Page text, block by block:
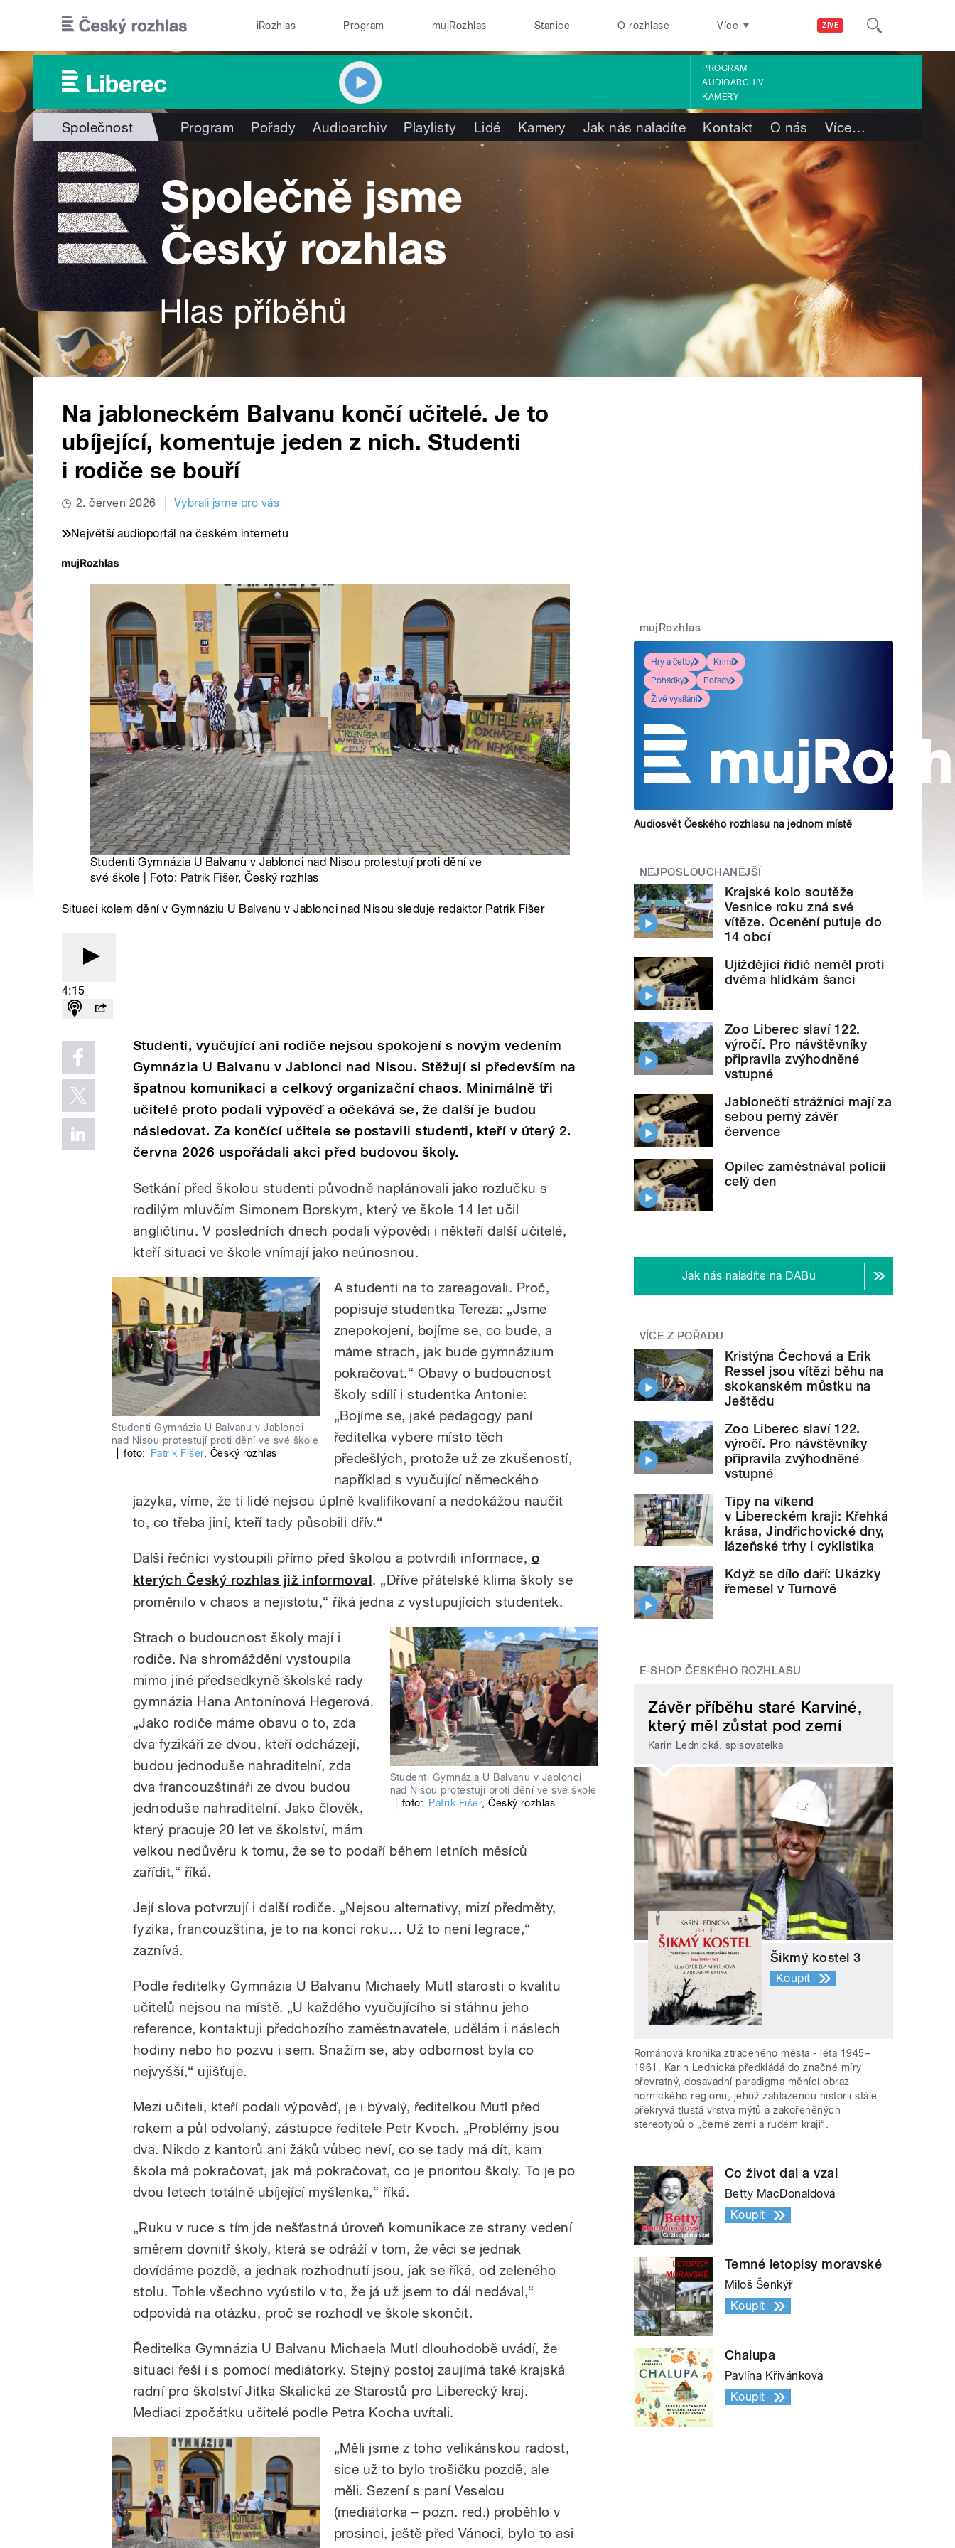
ŽIVĚ
iRozhlas Program mujRozhlas Stanice O rozhlase Více
PROGRAM
AUDIOARCHIV
KAMERY
Společnost Program Pořady Audioarchiv Playlisty Lidé Kamery Jak nás naladíte Kontakt O nás Více…
Na jabloneckém Balvanu končí učitelé. Je to
ubíjející, komentuje jeden z nich. Studenti
i rodiče se bouří
2. červen 2026 Vybrali jsme pro vás
Největší audioportál na českém internetu
Studenti Gymnázia U Balvanu v Jablonci nad Nisou protestují proti dění ve
své škole | Foto: Patrik Fišer, Český rozhlas
Situaci kolem dění v Gymnáziu U Balvanu v Jablonci nad Nisou sleduje redaktor Patrik Fišer
4:15
Studenti, vyučující ani rodiče nejsou spokojení s novým vedením
Gymnázia U Balvanu v Jablonci nad Nisou. Stěžují si především na
špatnou komunikaci a celkový organizační chaos. Minimálně tři
učitelé proto podali výpověď a očekává se, že další je budou
následovat. Za končící učitele se postavili studenti, kteří v úterý 2.
června 2026 uspořádali akci před budovou školy.
Setkání před školou studenti původně naplánovali jako rozlučku s
rodilým mluvčím Simonem Borskym, který ve škole 14 let učil
angličtinu. V posledních dnech podali výpovědi i někteří další učitelé,
kteří situaci ve škole vnímají jako neúnosnou.
Studenti Gymnázia U Balvanu v Jablonci
nad Nisou protestují proti dění ve své škole
foto: Patrik Fišer, Český rozhlas
A studenti na to zareagovali. Proč,
popisuje studentka Tereza: „Jsme
znepokojení, bojíme se, co bude, a
máme strach, jak bude gymnázium
pokračovat.“ Obavy o budoucnost
školy sdílí i studentka Antonie:
„Bojíme se, jaké pedagogy paní
ředitelka vybere místo těch
předešlých, protože už ze zkušeností,
například s vyučující německého
jazyka, víme, že ti lidé nejsou úplně kvalifikovaní a nedokážou naučit
to, co třeba jiní, kteří tady působili dřív.“
Další řečníci vystoupili přímo před školou a potvrdili informace, o
kterých Český rozhlas již informoval. „Dříve přátelské klima školy se
proměnilo v chaos a nejistotu,“ říká jedna z vystupujících studentek.
Studenti Gymnázia U Balvanu v Jablonci
nad Nisou protestují proti dění ve své škole
foto: Patrik Fišer,Český rozhlas
Strach o budoucnost školy mají i
rodiče. Na shromáždění vystoupila
mimo jiné předsedkyně školské rady
gymnázia Hana Antonínová Hegerová.
„Jako rodiče máme obavu o to, zda
dva fyzikáři ze dvou, kteří odcházejí,
budou jednoduše nahraditelní, zda
dva francouzštináři ze dvou budou
jednoduše nahraditelní. Jako člověk,
který pracuje 20 let ve školství, mám
velkou nedůvěru k tomu, že se to podaří během letních měsíců
zařídit,“ říká.
Její slova potvrzují i další rodiče. „Nejsou alternativy, mizí předměty,
fyzika, francouzština, je to na konci roku… Už to není legrace,“
zaznívá.
Podle ředitelky Gymnázia U Balvanu Michaely Mutl starosti o kvalitu
učitelů nejsou na místě. „U každého vyučujícího si stáhnu jeho
reference, kontaktuji předchozího zaměstnavatele, udělám i náslech
hodiny nebo ho pozvu i sem. Snažím se, aby odbornost byla co
nejvyšší,“ ujišťuje.
Mezi učiteli, kteří podali výpověď, je i bývalý, ředitelkou Mutl před
rokem a půl odvolaný, zástupce ředitele Petr Kvoch. „Problémy jsou
dva. Nikdo z kantorů ani žáků vůbec neví, co se tady má dít, kam
škola má pokračovat, jak má pokračovat, co je prioritou školy. To je po
dvou letech totálně ubíjející myšlenka,“ říká.
„Ruku v ruce s tím jde nešťastná úroveň komunikace ze strany vedení
směrem dovnitř školy, která se odráží v tom, že věci se jednak
dovídáme pozdě, a jednak rozhodnutí jsou, jak se říká, od zeleného
stolu. Tohle všechno vyústilo v to, že já už jsem to dál nedával,“
odpovídá na otázku, proč se rozhodl ve škole skončit.
Ředitelka Gymnázia U Balvanu Michaela Mutl dlouhodobě uvádí, že
situaci řeší i s pomocí mediátorky. Stejný postoj zaujímá také krajská
radní pro školství Jitka Skalická ze Starostů pro Liberecký kraj.
Mediaci zpočátku učitelé podle Petra Kocha uvítali.
„Měli jsme z toho velikánskou radost,
sice už to bylo trošičku pozdě, ale
měli. Sezení s paní Veselou
(mediátorka – pozn. red.) proběhlo v
prosinci, ještě před Vánoci, bylo to asi
mujRozhlas
Hry a četby
Krimi
Pohádky
Pořady
Živé vysílání
Audiosvět Českého rozhlasu na jednom místě
NEJPOSLOUCHANĚJŠÍ
Krajské kolo soutěže
Vesnice roku zná své
vítěze. Ocenění putuje do
14 obcí
Ujíždějící řidič neměl proti
dvěma hlídkám šanci
Zoo Liberec slaví 122.
výročí. Pro návštěvníky
připravila zvýhodněné
vstupné
Jablonečtí strážníci mají za
sebou perný závěr
července
Opilec zaměstnával policii
celý den
Jak nás naladíte na DABu
VÍCE Z POŘADU
Kristýna Čechová a Erik
Ressel jsou vítězi běhu na
skokanském můstku na
Ještědu
Zoo Liberec slaví 122.
výročí. Pro návštěvníky
připravila zvýhodněné
vstupné
Tipy na víkend
v Libereckém kraji: Křehká
krása, Jindřichovické dny,
lázeňské trhy i cyklistika
Když se dílo daří: Ukázky
řemesel v Turnově
E-SHOP ČESKÉHO ROZHLASU
Závěr příběhu staré Karviné,
který měl zůstat pod zemí
Karin Lednická, spisovatelka
Šikmý kostel 3
Koupit
Románová kronika ztraceného města - léta 1945–
1961. Karin Lednická předkládá do značné míry
převratný, dosavadní paradigma měnící obraz
hornického regionu, jehož zahlazenou historii stále
překrývá tlustá vrstva mýtů a zakořeněných
stereotypů o „černé zemi a rudém kraji“.
Co život dal a vzal
Betty MacDonaldová
Koupit
Temné letopisy moravské
Miloš Šenkýř
Koupit
Chalupa
Pavlína Křivánková
Koupit